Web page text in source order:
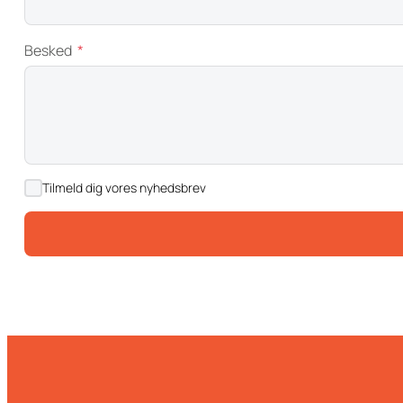
Besked
Tilmeld dig vores nyhedsbrev